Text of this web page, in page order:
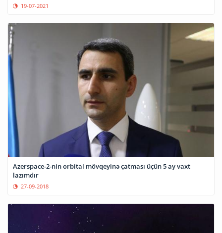
19-07-2021
Azerspace-2-nin orbital mövqeyinə çatması üçün 5 ay vaxt
lazımdır
27-09-2018